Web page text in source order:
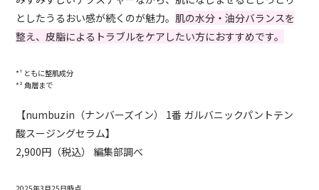
としたうるおい感が続くのが魅力。 肌の水分・油分バランスを
整え、皮脂によるトラブルをケアしたい方におすすめです。
*¹ ともに整肌成分
*² 角層まで
【numbuzin（ナンバーズイン） 1番 ガルバニックパントテン
酸スージングセラム】
2,900円（税込） 編集部調べ